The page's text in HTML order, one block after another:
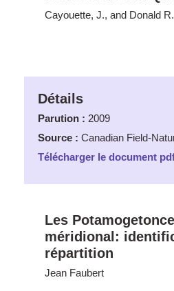
Cayouette, J., and Donald
Détails
Parution : 2009
Source : Canadian Field-
Télécharger le document
Les
méridional:
répartition
Jean Faubert